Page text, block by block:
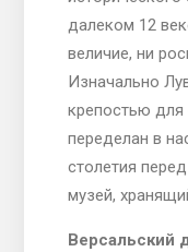
далеком 12
величие, ни
Изначально
крепостью
переделан в
столетия
музей,
Версальский